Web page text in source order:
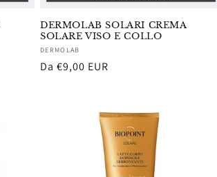
DERMOLAB SOLARI CREMA
SOLARE VISO E COLLO
Fornitore:
DERMOLAB
Prezzo
Da €9,00 EUR